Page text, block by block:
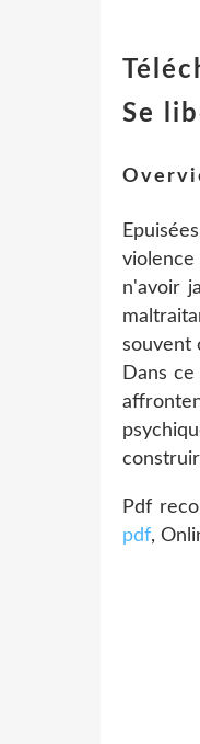
Se
n'avoir
souvent
Dans
Pdf
pdf,